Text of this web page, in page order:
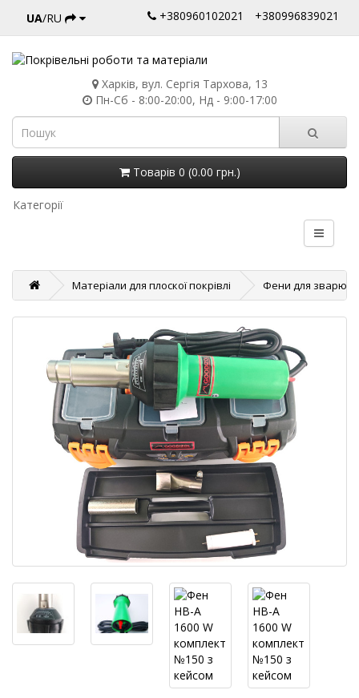
UA/RU +380960102021 +380996839021
Харків, вул. Сергія Тархова, 13
Пн-Сб - 8:00-20:00, Нд - 9:00-17:00
Товарів 0 (0.00 грн.)
Категорії
Матеріали для плоскої покрівлі Фени для